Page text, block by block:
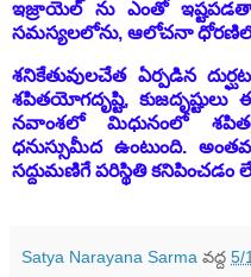
ఇజ్రాయెల్ ను ఎంతో
సమస్యలలోను, ఆలోచనా
శనికేతువులచేత ఏర్పడిన
శపితయోగదృష్టి, కుజదృష్టులు
నవాంశలో మిధునంలో
ధనుస్సుమీద ఉంటుంది.
సద్దుమణిగే పరిస్థితి కనిపించడం
Satya Narayana Sarma వద్ద 5/